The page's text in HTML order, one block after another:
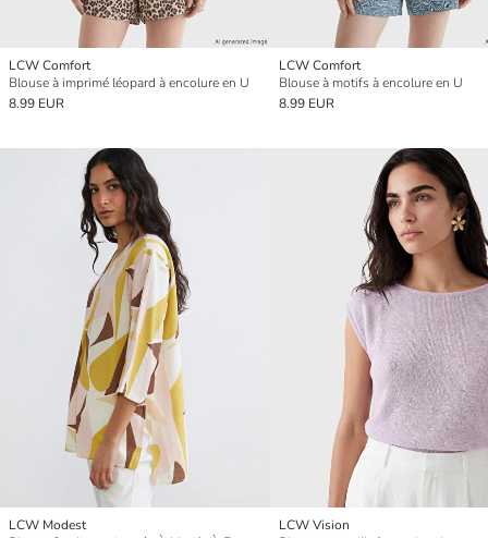
LCW Comfort
Blouse à imprimé léopard à encolure en U
8.99 EUR
LCW Comfort
Blouse à motifs à encolure en U
8.99 EUR
LCW Modest
LCW Vision